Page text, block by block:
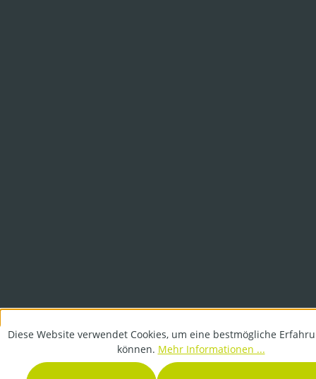
Diese Website verwendet Cookies, um eine bestmögliche
können. Mehr Informationen ...